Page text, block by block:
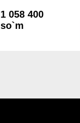
1 058 400
so`m